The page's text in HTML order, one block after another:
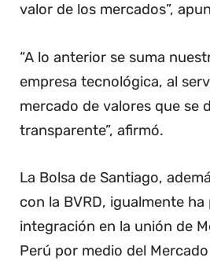
valor de los mercados”,
“A lo anterior se suma
empresa tecnológica, al
mercado de valores que se
transparente”, afirmó.
La Bolsa de Santiago,
con la BVRD, igualmente
integración en la unión de
Perú por medio del